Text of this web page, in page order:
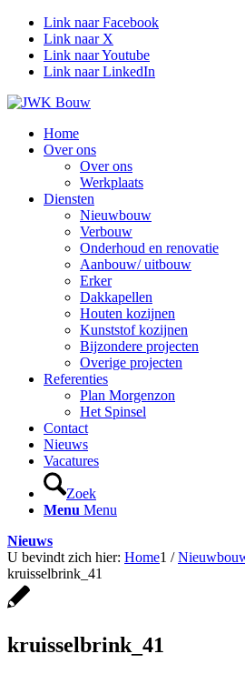
Link naar Facebook
Link naar X
Link naar Youtube
Link naar LinkedIn
Home
Over ons
Over ons
Werkplaats
Diensten
Nieuwbouw
Verbouw
Onderhoud en renovatie
Aanbouw/ uitbouw
Erker
Dakkapellen
Houten kozijnen
Kunststof kozijnen
Bijzondere projecten
Overige projecten
Referenties
Plan Morgenzon
Het Spinsel
Contact
Nieuws
Vacatures
Zoek
Menu Menu
Nieuws
U bevindt zich hier: Home1 /
kruisselbrink_41
kruisselbrink_41